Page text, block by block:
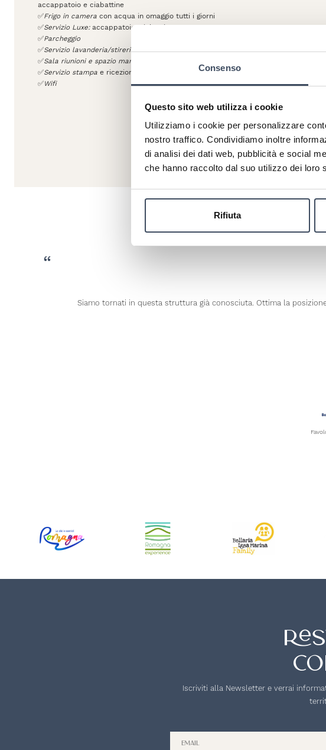
Consenso
Questo sito web utilizza i cookie
Utilizziamo i cookie per personalizzare
nostro traffico. Condividiamo inoltre
di analisi dei dati web, pubblicità e social
che hanno raccolto dal suo utilizzo dei loro
Rifiuta
accappatoio e ciabattine
✅Frigo in camera con acqua in omaggio tutti i giorni
✅Servizio Luxe:accappatoio, ciabattine
✅Parcheggio
✅Servizio lavanderia/stireria
✅Sala riunioni e spazio marketing
✅Servizio stampa e ricezione fax/e-mail contando sul supporto personale della
✅Wifi
Siamo tornati in questa struttura già conosciuta. Ottima la
Iscriviti alla Newsletter e verrai